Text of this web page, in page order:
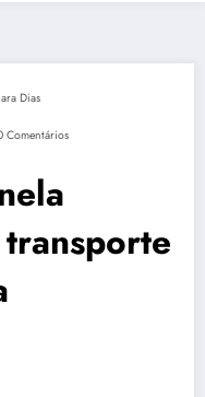
Dias
Comentários